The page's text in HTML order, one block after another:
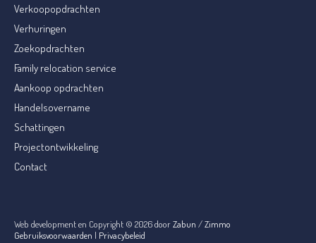
Verkoopopdrachten
Verhuringen
Zoekopdrachten
Family relocation service
Aankoop opdrachten
Handelsovername
Schattingen
Projectontwikkeling
Contact
Web development en Copyright © 2026 doorZabun /Zimmo
Gebruiksvoorwaarden | Privacybeleid